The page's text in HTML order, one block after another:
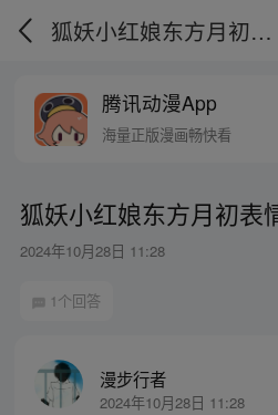
狐妖小红娘东方月初表情包沙雕图
腾讯动漫App
海量正版漫画畅快看
狐妖小红娘东方月初表
2024年10月28日 11:28
1个回答
漫步行者
2024年10月28日 11:28